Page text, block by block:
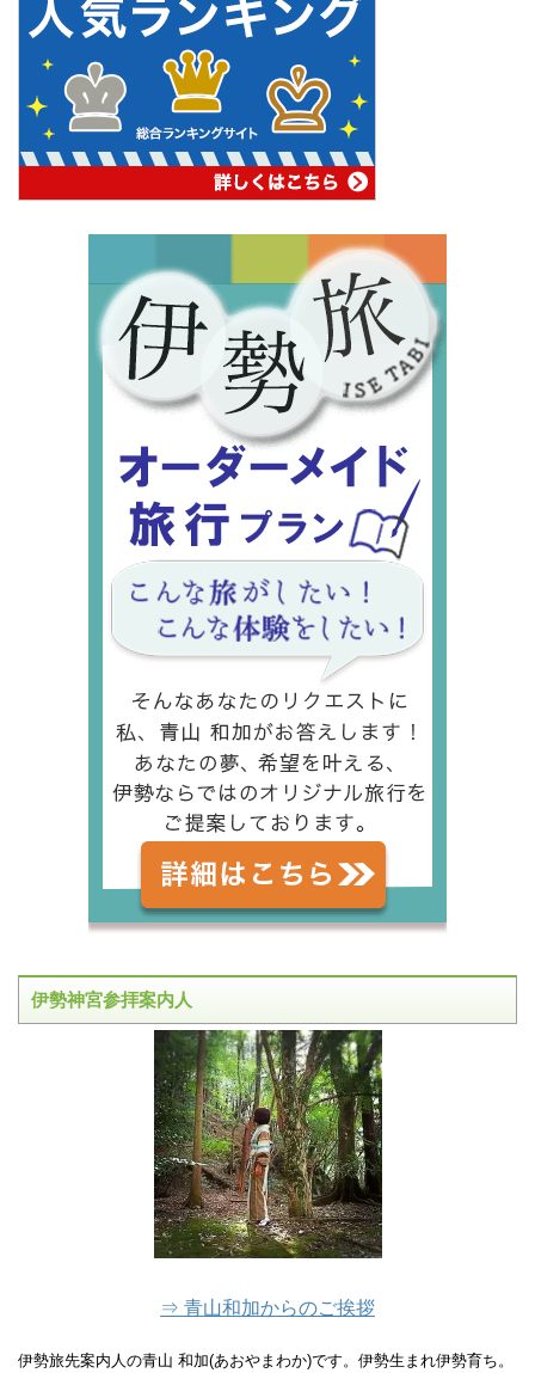
伊勢神宮参拝案内人
⇒ 青山和加からのご挨拶
伊勢旅先案内人の青山 和加(あおやまわか)です。伊勢生まれ伊勢育ち。